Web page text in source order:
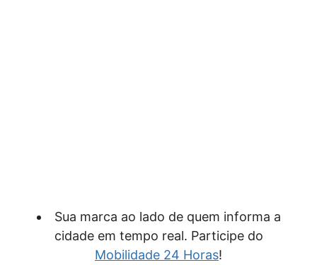
Sua marca ao lado de quem informa a
cidade em tempo real. Participe do
Mobilidade 24 Horas!